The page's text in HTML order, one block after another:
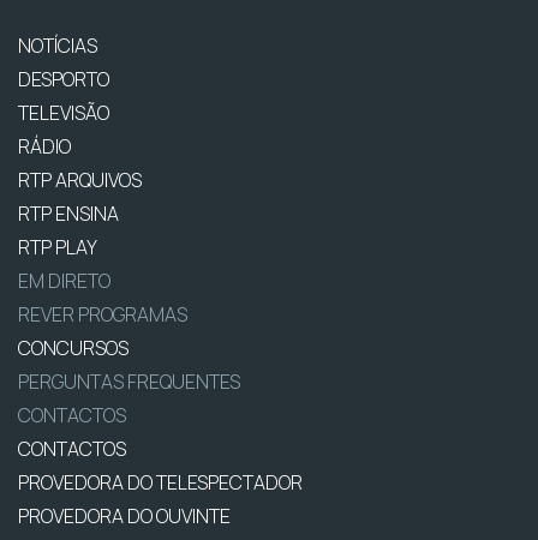
NOTÍCIAS
DESPORTO
TELEVISÃO
RÁDIO
RTP ARQUIVOS
RTP ENSINA
RTP PLAY
EM DIRETO
REVER PROGRAMAS
CONCURSOS
PERGUNTAS FREQUENTES
CONTACTOS
CONTACTOS
PROVEDORA DO TELESPECTADOR
PROVEDORA DO OUVINTE